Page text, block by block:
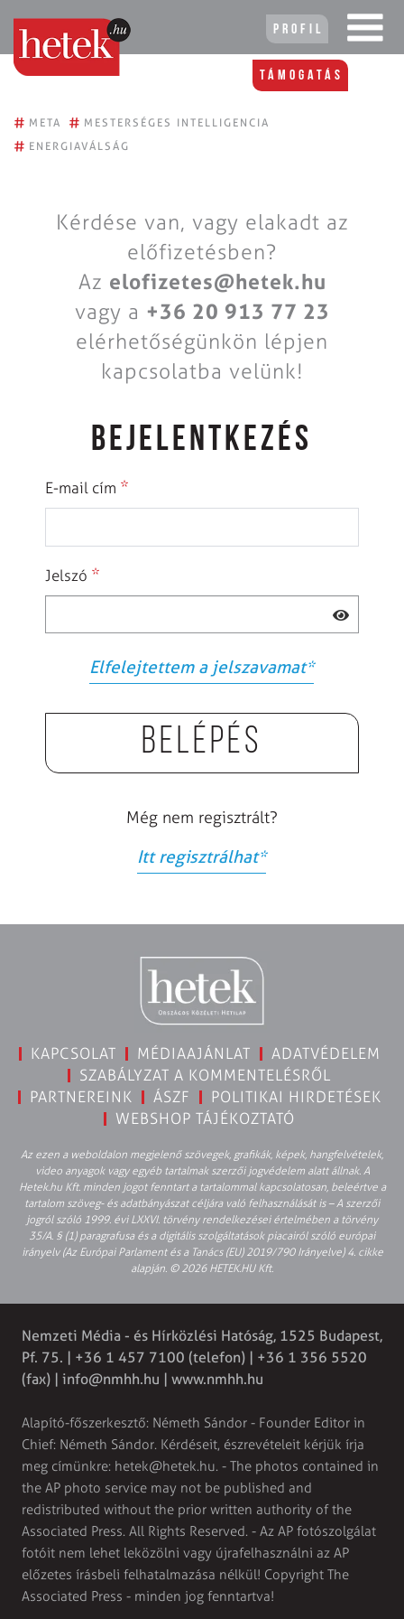
Profil
Támogatás
# META # MESTERSÉGES INTELLIGENCIA
# ENERGIAVÁLSÁG
Kérdése van, vagy elakadt az
előfizetésben?
Az elofizetes@hetek.hu
vagy a +36 20 913 77 23
elérhetőségünkön lépjen
kapcsolatba velünk!
BEJELENTKEZÉS
E-mail cím *
Jelszó *
Elfelejtettem a jelszavamat*
Belépés
Még nem regisztrált?
Itt regisztrálhat*
KAPCSOLAT MÉDIAAJÁNLAT
ADATVÉDELEM
SZABÁLYZAT A KOMMENTELÉSRŐL
PARTNEREINK
ÁSZF
POLITIKAI HIRDETÉSEK
WEBSHOP TÁJÉKOZTATÓ
Az ezen a weboldalon megjelenő szövegek, grafikák, képek, hangfelvételek,
video anyagok vagy egyéb tartalmak szerzői jogvédelem alatt állnak. A
Hetek.hu Kft. minden jogot fenntart a tartalommal kapcsolatosan, beleértve a
tartalom szöveg- és adatbányászat céljára való felhasználását is – A szerzői
jogról szóló 1999. évi LXXVI. törvény rendelkezései értelmében a törvény
35/A. § (1) paragrafusa és a digitális szolgáltatások piacairól szóló európai
irányelv (Az Európai Parlament és a Tanács (EU) 2019/790 Irányelve) 4. cikke
alapján. © 2026 HETEK.HU Kft.
Nemzeti Média - és Hírközlési Hatóság, 1525 Budapest,
Pf. 75. | +36 1 457 7100 (telefon) | +36 1 356 5520
(fax) | info@nmhh.hu | www.nmhh.hu
Alapító-főszerkesztő: Németh Sándor - Founder Editor in
Chief: Németh Sándor. Kérdéseit, észrevételeit kérjük írja
meg címünkre: hetek@hetek.hu. - The photos contained in
the AP photo service may not be published and
redistributed without the prior written authority of the
Associated Press. All Rights Reserved. - Az AP fotószolgálat
fotóit nem lehet leközölni vagy újrafelhasználni az AP
előzetes írásbeli felhatalmazása nélkül! Copyright The
Associated Press - minden jog fenntartva!